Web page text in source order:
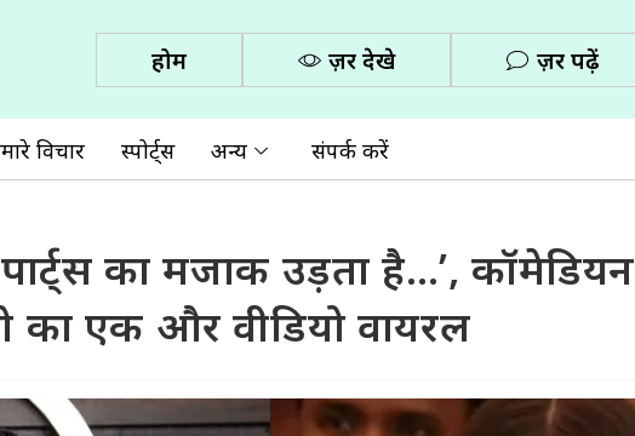
होम ज़रूर देखे ज़रूर पढ़ें
विचार स्पोर्ट्स अन्य संपर्क करें
पार्ट्स का मजाक उड़ता है…’, कॉमेडियन
का एक और वीडियो वायरल